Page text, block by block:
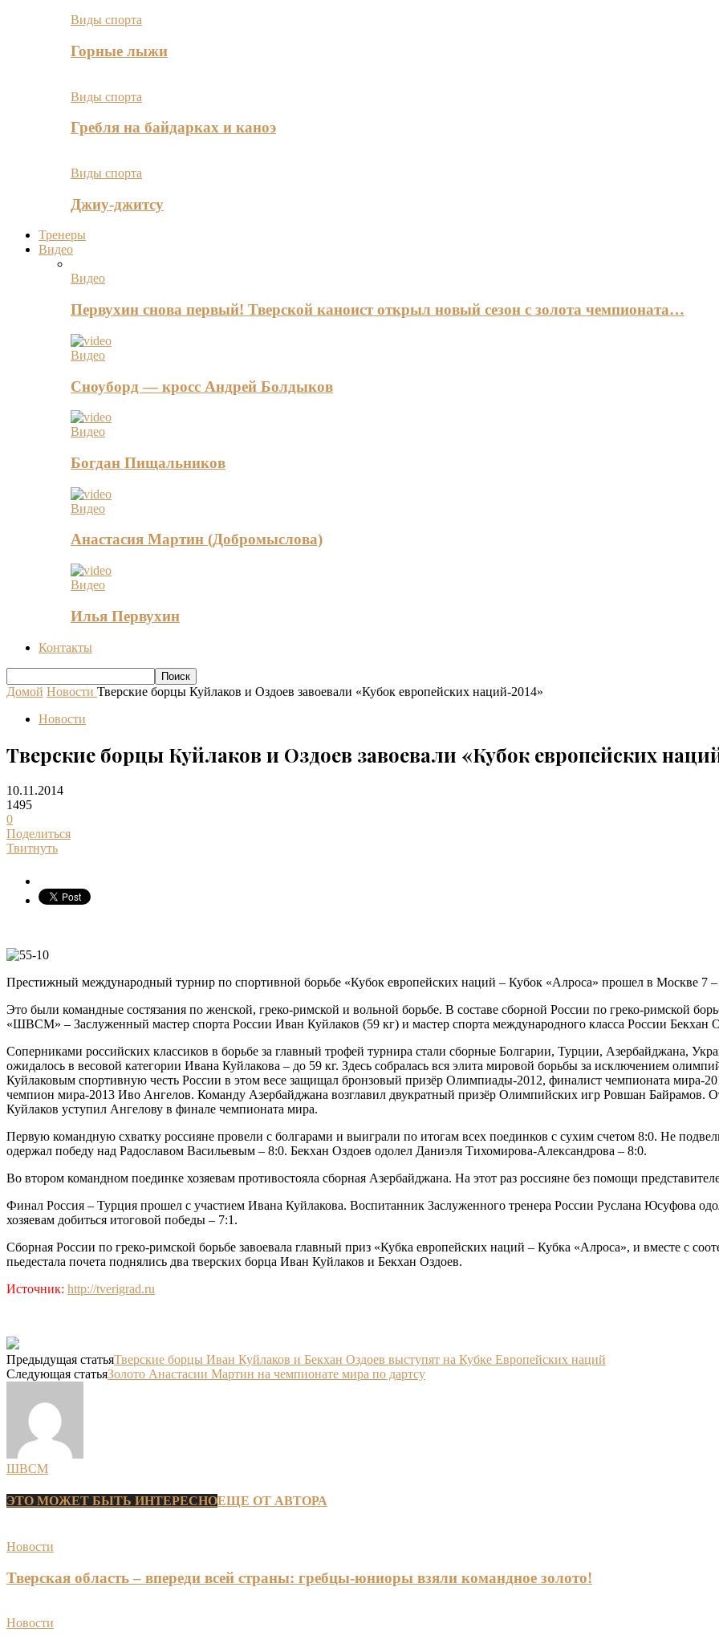
Виды спорта
Горные лыжи
Виды спорта
Гребля на байдарках и каноэ
Виды спорта
Джиу-джитсу
Тренеры
Видео
Видео
Первухин снова первый! Тверской каноист открыл новый сезон с золота чемпионата…
Видео
Сноуборд — кросс Андрей Болдыков
Видео
Богдан Пищальников
Видео
Анастасия Мартин (Добромыслова)
Видео
Илья Первухин
Контакты
Домой Новости Тверские борцы Куйлаков и Оздоев завоевали «Кубок европейских наций-2014»
Новости
Тверские борцы Куйлаков и Оздоев завоевали «Кубок европейских
10.11.2014
1495
0
Поделиться
Твитнуть
Престижный международный турнир по спортивной борьбе «Кубок европейских наций – Кубок «Алроса» прошел в Москве 7 –
Это были командные состязания по женской, греко-римской и вольной борьбе. В составе сборной России по греко-римской
«ШВСМ» – Заслуженный мастер спорта России Иван Куйлаков (59 кг) и мастер спорта международного класса России Бекхан
Соперниками российских классиков в борьбе за главный трофей турнира стали сборные Болгарии, Турции, Азербайджана,
ожидалось в весовой категории Ивана Куйлакова – до 59 кг. Здесь собралась вся элита мировой борьбы за исключением
Куйлаковым спортивную честь России в этом весе защищал бронзовый призёр Олимпиады-2012, финалист чемпионата мира-
чемпион мира-2013 Иво Ангелов. Команду Азербайджана возглавил двукратный призёр Олимпийских игр Ровшан Байрамов.
Куйлаков уступил Ангелову в финале чемпионата мира.
Первую командную схватку россияне провели с болгарами и выиграли по итогам всех поединков с сухим счетом 8:0. Не
одержал победу над Радославом Васильевым – 8:0. Бекхан Оздоев одолел Даниэля Тихомирова-Александрова – 8:0.
Во втором командном поединке хозяевам противостояла сборная Азербайджана. На этот раз россияне без помощи
Финал Россия – Турция прошел с участием Ивана Куйлакова. Воспитанник Заслуженного тренера России Руслана Юсуфова
хозяевам добиться итоговой победы – 7:1.
Cборная России по греко-римской борьбе завоевала главный приз «Кубка европейских наций – Кубка «Алроса», и вместе с
пьедестала почета поднялись два тверских борца Иван Куйлаков и Бекхан Оздоев.
Источник: http://tverigrad.ru
Предыдущая статьяТверские борцы Иван Куйлаков и Бекхан Оздоев выступят на Кубке Европейских наций
Следующая статьяЗолото Анастасии Мартин на чемпионате мира по дартсу
ШВСМ
ЭТО МОЖЕТ БЫТЬ ИНТЕРЕСНОЕЩЕ ОТ АВТОРА
Новости
Тверская область – впереди всей страны: гребцы-юниоры взяли командное золото!
Новости